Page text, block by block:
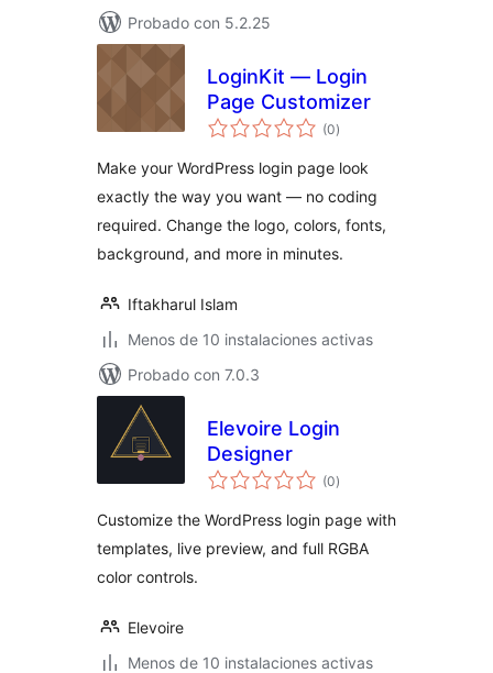
Probado con 5.2.25
LoginKit — Login
Page Customizer
(0total
de
)
Make your WordPress login page look
exactly the way you want — no coding
required. Change the logo, colors, fonts,
background, and more in minutes.
Iftakharul Islam
Menos de 10 instalaciones activas
Probado con 7.0.3
Elevoire Login
Designer
(0total
de
)
Customize the WordPress login page with
templates, live preview, and full RGBA
color controls.
Elevoire
Menos de 10 instalaciones activas